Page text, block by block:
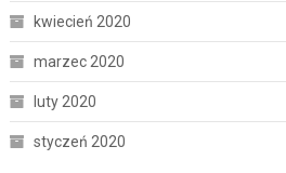
kwiecień 2020
marzec 2020
luty 2020
styczeń 2020